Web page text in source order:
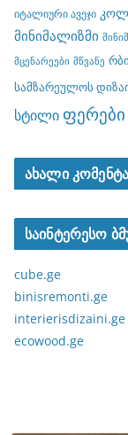
იტალიური ავეჯი
მინიმალიზმი
მცენარეები მწვანე
სამზარეულოს
სტილი ფერები
ახალი
საინტერესო
cube.ge
binisremonti.ge
interierisdizaini.ge
ecowood.ge